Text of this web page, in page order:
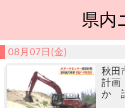
県内
08月07日(金)
秋田
計画
か